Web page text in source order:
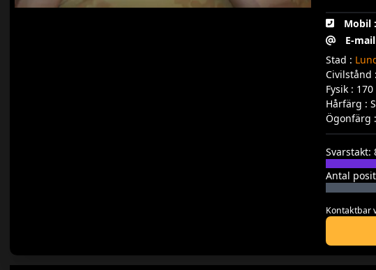
Mobil :
E-
Stad :
Civilstånd
Fysik :
Hårfärg :
Ögonfärg
Svarstakt:
Antal
Kontaktbar